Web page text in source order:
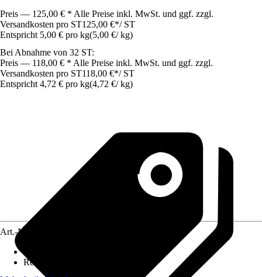
Preis — 125,00 € * Alle Preise inkl. MwSt. und ggf. zzgl.
Versandkosten pro ST125,00 €*/ ST
Entspricht 5,00 € pro kg(5,00 €/ kg)
Bei Abnahme von 32 ST:
Preis — 118,00 € * Alle Preise inkl. MwSt. und ggf. zzgl.
Versandkosten pro ST118,00 €*/ ST
Entspricht 4,72 € pro kg(4,72 €/ kg)
Art.-Nr.
Reichweite (ca.)